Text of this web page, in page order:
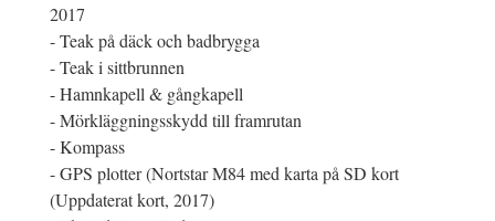
2017
- Teak på däck och badbrygga
- Teak i sittbrunnen
- Hamnkapell & gångkapell
- Mörkläggningsskydd till framrutan
- Kompass
- GPS plotter (Nortstar M84 med karta på SD kort
(Uppdaterat kort, 2017)